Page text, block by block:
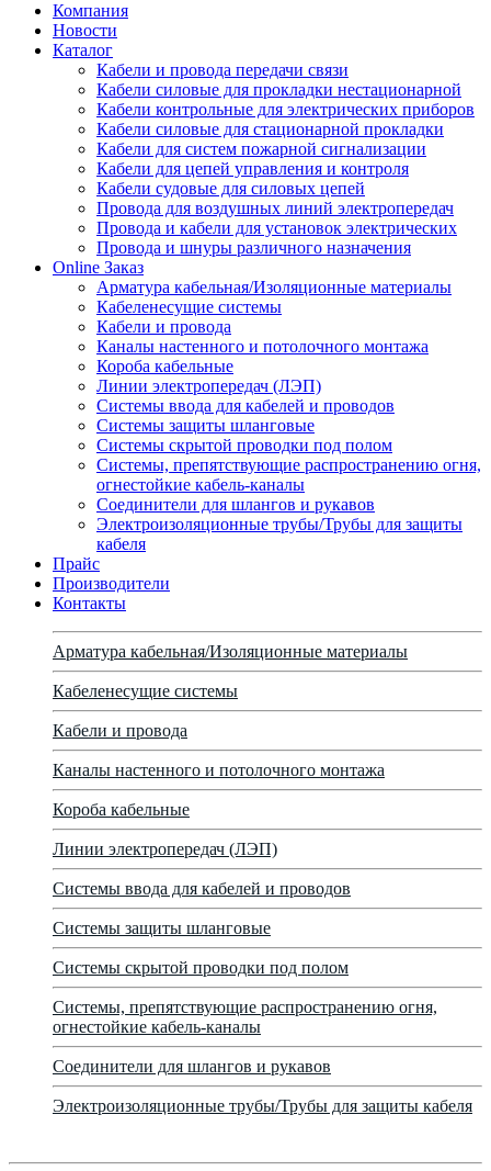
Компания
Новости
Каталог
Кабели и провода передачи связи
Кабели силовые для прокладки нестационарной
Кабели контрольные для электрических приборов
Кабели силовые для стационарной прокладки
Кабели для систем пожарной сигнализации
Кабели для цепей управления и контроля
Кабели судовые для силовых цепей
Провода для воздушных линий электропередач
Провода и кабели для установок электрических
Провода и шнуры различного назначения
Online Заказ
Арматура кабельная/Изоляционные материалы
Кабеленесущие системы
Кабели и провода
Каналы настенного и потолочного монтажа
Короба кабельные
Линии электропередач (ЛЭП)
Системы ввода для кабелей и проводов
Системы защиты шланговые
Системы скрытой проводки под полом
Системы, препятствующие распространению огня,
огнестойкие кабель-каналы
Соединители для шлангов и рукавов
Электроизоляционные трубы/Трубы для защиты
кабеля
Прайс
Производители
Контакты
Арматура кабельная/Изоляционные материалы
Кабеленесущие системы
Кабели и провода
Каналы настенного и потолочного монтажа
Короба кабельные
Линии электропередач (ЛЭП)
Системы ввода для кабелей и проводов
Системы защиты шланговые
Системы скрытой проводки под полом
Системы, препятствующие распространению огня,
огнестойкие кабель-каналы
Соединители для шлангов и рукавов
Электроизоляционные трубы/Трубы для защиты кабеля